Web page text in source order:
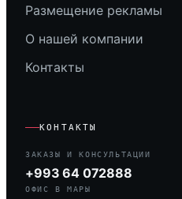
Размещение рекламы
О нашей компании
Контакты
КОНТАКТЫ
ЗАКАЗЫ И КОНСУЛЬТАЦИИ
+993 64 072888
ОФИС В МАРЫ